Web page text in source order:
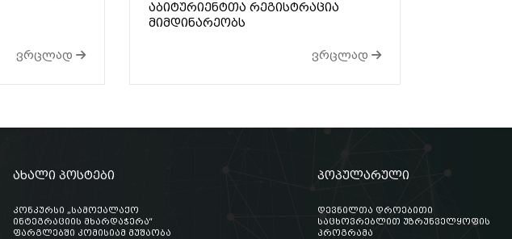
ვრცლად
აბიტურიენტთა რეგისტრაცია
მიმდინარეობს
ვრცლად
ახალი პოსტები
კონკურსი „სამოქალაქო
ინტეგრაციის მხარდაჭერა“
ფარგლებში კომისიამ მუშაობა
პოპულარული
დევნილთა დროებითი
საცხოვრებლით უზრუნველყოფის
პროგრამა